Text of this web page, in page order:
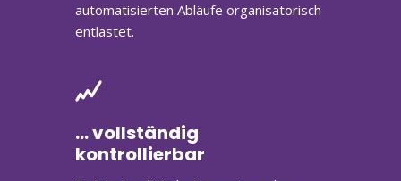
automatisierten Abläufe organisatorisch
entlastet.
... vollständig
kontrollierbar